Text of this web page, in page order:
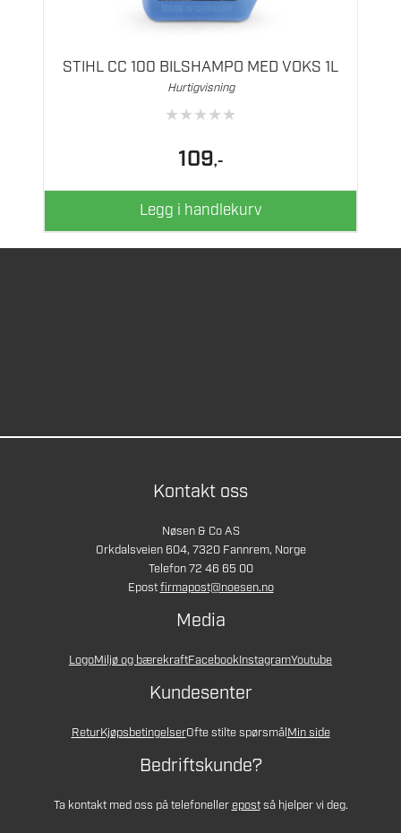
STIHL CC 100 BILSHAMPO MED VOKS 1L
Hurtigvisning
★★★★★
109,-
Legg i handlekurv
Kontakt oss
Nøsen & Co AS
Orkdalsveien 604, 7320 Fannrem, Norge
Telefon 72 46 65 00
Epostfirmapost@noesen.no
Media
LogoMiljø og bærekraftFacebookInstagramYoutube
Kundesenter
ReturKjøpsbetingelserOfte stilte spørsmålMin side
Bedriftskunde?
Ta kontakt med oss på telefonellerepostså hjelper vi deg.